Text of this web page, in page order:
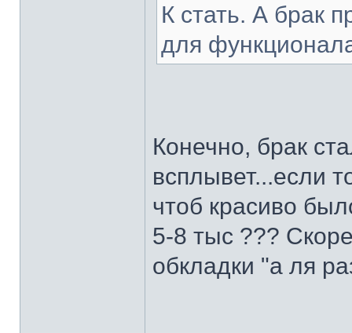
К стать. А брак
для
Конечно, брак
всплывет...если
чтоб красиво
5-8 тыс ???
обкладки "а ля